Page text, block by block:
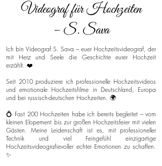
Videograf für Hochzeiten
– S. Sava
Ich bin Videograf S. Sava – euer Hochzeitsvideograf, der
mit Herz und Seele die Geschichte eurer Hochzeit
erzählt. ❤️
Seit 2010 produziere ich professionelle Hochzeitsvideos
und emotionale Hochzeitsfilme in Deutschland, Europa
und bei russisch-deutschen Hochzeiten. 🌍
💍 Fast 200 Hochzeiten habe ich bereits begleitet – vom
kleinen Elopement bis zur großen Hochzeitsfeier mit vielen
Gästen. Meine Leidenschaft ist es, mit professioneller
Technik und viel Feingefühl einzigartige
Hochzeitsvideografievoller echter Emotionen zu schaffen.
✨